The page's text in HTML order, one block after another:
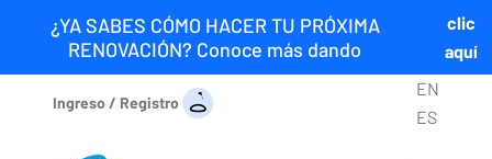
¿YA SABES CÓMO HACER TU PRÓXIMA
RENOVACIÓN? Conoce más dando
clic
aquí
Ingreso / Registro
EN
ES